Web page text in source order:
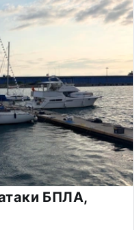
БПЛА,